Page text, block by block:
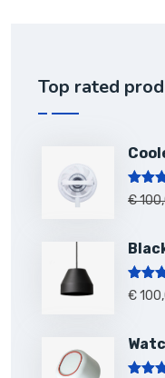
Top rated
Note
sur 5
€
Note
sur 5
€